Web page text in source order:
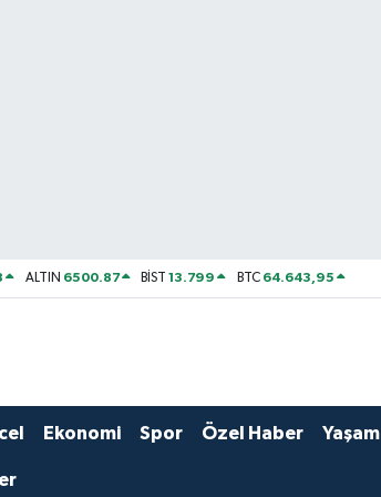
ALTIN 6500.87 BİST13.799 BTC 64.643,95
Ekonomi Spor Özel Haber Yaşam